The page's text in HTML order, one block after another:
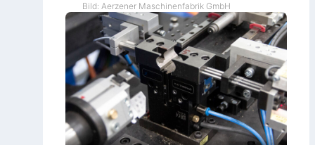
Bild: Aerzener Maschinenfabrik GmbH